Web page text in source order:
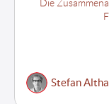
Die
Stefan